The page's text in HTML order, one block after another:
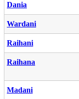
Dania
Wardani
Raihani
Raihana
Madani